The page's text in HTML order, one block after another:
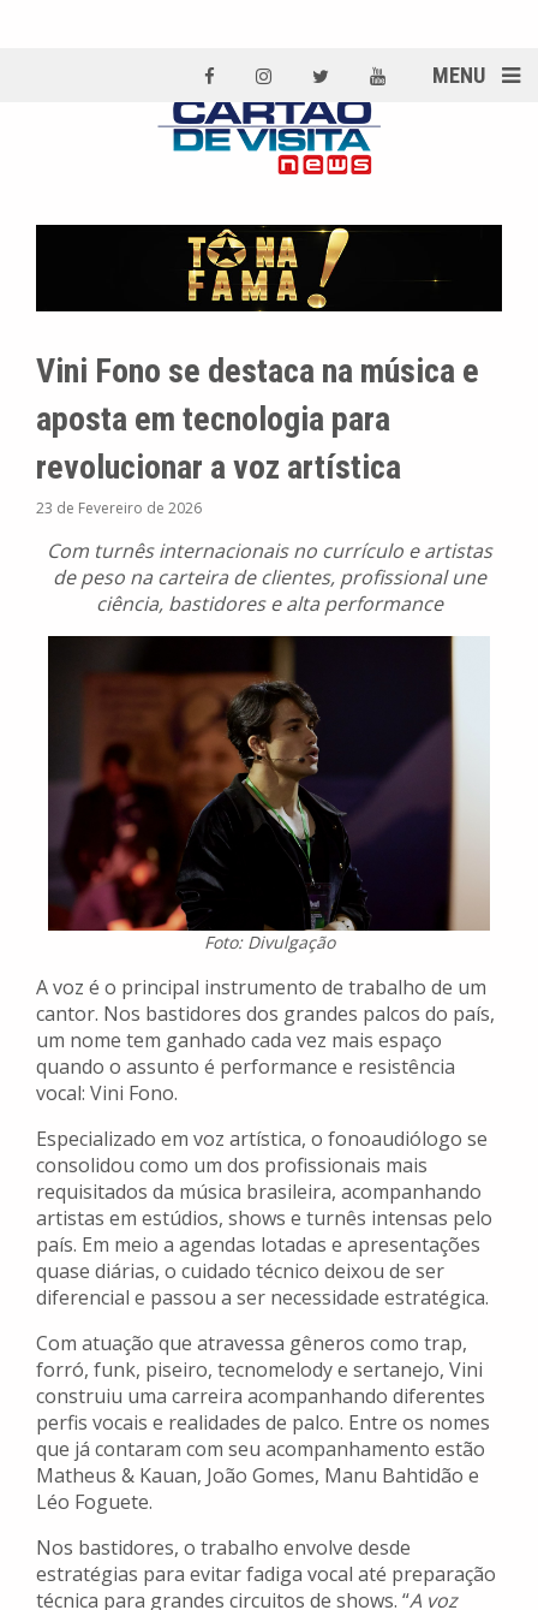
MENU
Vini Fono se destaca na música e
aposta em tecnologia para
revolucionar a voz artística
23 de Fevereiro de 2026
Com turnês internacionais no currículo e artistas
de peso na carteira de clientes, profissional une
ciência, bastidores e alta performance
Foto: Divulgação
A voz é o principal instrumento de trabalho de um
cantor. Nos bastidores dos grandes palcos do país,
um nome tem ganhado cada vez mais espaço
quando o assunto é performance e resistência
vocal: Vini Fono.
Especializado em voz artística, o fonoaudiólogo se
consolidou como um dos profissionais mais
requisitados da música brasileira, acompanhando
artistas em estúdios, shows e turnês intensas pelo
país. Em meio a agendas lotadas e apresentações
quase diárias, o cuidado técnico deixou de ser
diferencial e passou a ser necessidade estratégica.
Com atuação que atravessa gêneros como trap,
forró, funk, piseiro, tecnomelody e sertanejo, Vini
construiu uma carreira acompanhando diferentes
perfis vocais e realidades de palco. Entre os nomes
que já contaram com seu acompanhamento estão
Matheus & Kauan, João Gomes, Manu Bahtidão e
Léo Foguete.
Nos bastidores, o trabalho envolve desde
estratégias para evitar fadiga vocal até preparação
técnica para grandes circuitos de shows. “A voz